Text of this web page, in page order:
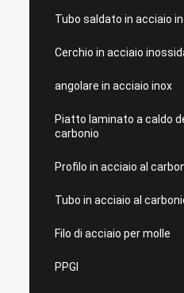
Tubo saldato in acciaio
Cerchio in acciaio
angolare in acciaio inox
Piatto laminato a caldo
carbonio
Profilo in acciaio al
Tubo in acciaio al
Filo di acciaio per molle
PPGI